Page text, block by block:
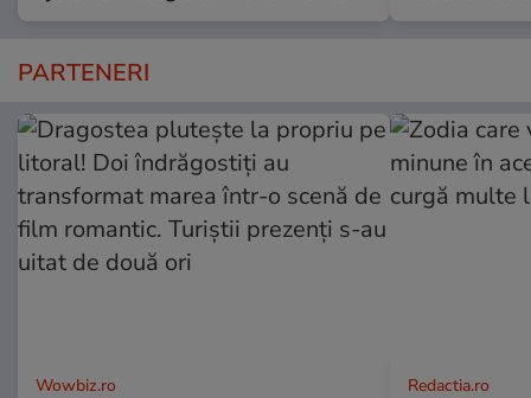
PARTENERI
Wowbiz.ro Redactia.ro